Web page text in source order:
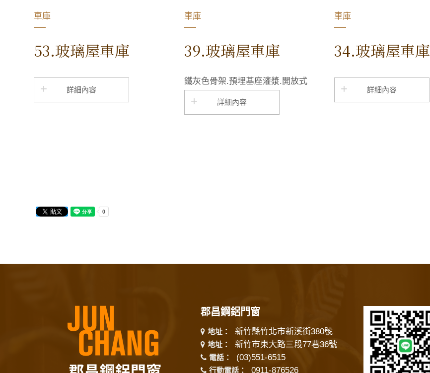
車庫
53.玻璃屋車庫
詳細內容
車庫
39.玻璃屋車庫
鐵灰色骨架.預埋基座灌漿.開放式
詳細內容
車庫
34.玻璃屋車庫
詳細內容
郡昌鋼鋁門窗
地址： 新竹縣竹北市新溪街380號
地址： 新竹市東大路三段77巷36號
電話： (03)551-6515
行動電話： 0911-876526